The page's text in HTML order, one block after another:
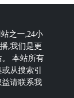
之一,24小
,我们是更
本站所有
从搜索引
请联系我